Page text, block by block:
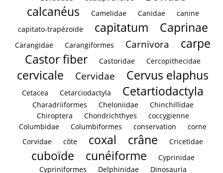
calcanéus Camelidae Canidae
canine
capitato-trapézoïde
capitatum Caprinae
Carangidae Carangiformes Carnivora
carpe
Castor fiber
Castoridae Cercopithecidae
cervicale Cervidae Cervus elaphus
Cetacea Cetarciodactyla Cetartiodactyla
Charadriiformes Cheloniidae
Chinchillidae
Chiroptera
Chondrichthyes
coccygienne
Columbidae
Columbiformes conservation
corne
Corvidae
côte coxal crâne Cricetidae
cuboïde cunéiforme
Cyprinidae
Cypriniformes
Delphinidae
Dinosauria